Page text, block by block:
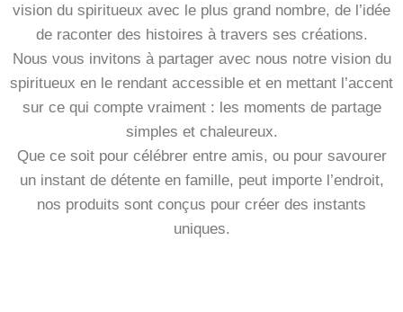
vision du spiritueux avec le plus grand nombre, de l’idée
de raconter des histoires à travers ses créations.
Nous vous invitons à partager avec nous notre vision du
spiritueux en le rendant accessible et en mettant l’accent
sur ce qui compte vraiment : les moments de partage
simples et chaleureux.
Que ce soit pour célébrer entre amis, ou pour savourer
un instant de détente en famille, peut importe l’endroit,
nos produits sont conçus pour créer des instants
uniques.